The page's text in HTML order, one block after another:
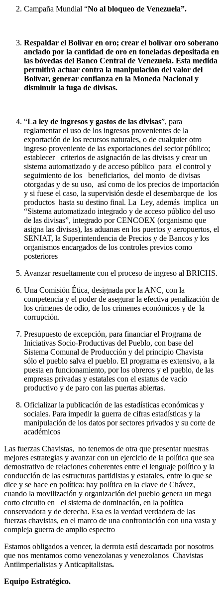
Campaña Mundial “No al bloqueo de Venezuela”.
Respaldar el Bolívar en oro; crear el bolívar oro soberano
anclado por la cantidad de oro en toneladas depositada en
las bóvedas del Banco Central de Venezuela. Esta medida
permitirá actuar contra la manipulación del valor del
Bolívar, generar confianza en la Moneda Nacional y
disminuir la fuga de divisas.
“La ley de ingresos y gastos de las divisas”, para
reglamentar el uso de los ingresos provenientes de la
exportación de los recursos naturales, o de cualquier otro
ingreso proveniente de las exportaciones del sector público;
establecer criterios de asignación de las divisas y crear un
sistema automatizado y de acceso público para el control y
seguimiento de los beneficiarios, del monto de divisas
otorgadas y de su uso, así como de los precios de importación
y si fuese el caso, la supervisión desde el desembarque de los
productos hasta su destino final. La Ley, además implica un
“Sistema automatizado integrado y de acceso público del uso
de las divisas”, integrado por CENCOEX (organismo que
asigna las divisas), las aduanas en los puertos y aeropuertos, el
SENIAT, la Superintendencia de Precios y de Bancos y los
organismos encargados de los controles previos como
posteriores
Avanzar resueltamente con el proceso de ingreso al BRICHS.
Una Comisión Ética, designada por la ANC, con la
competencia y el poder de asegurar la efectiva penalización de
los crímenes de odio, de los crímenes económicos y de la
corrupción.
Presupuesto de excepción, para financiar el Programa de
Iniciativas Socio-Productivas del Pueblo, con base del
Sistema Comunal de Producción y del principio Chavista
sólo el pueblo salva el pueblo. El programa es extensivo, a la
puesta en funcionamiento, por los obreros y el pueblo, de las
empresas privadas y estatales con el estatus de vacío
productivo y de paro con las puertas abiertas.
Oficializar la publicación de las estadísticas económicas y
sociales. Para impedir la guerra de cifras estadísticas y la
manipulación de los datos por sectores privados y su corte de
académicos
Las fuerzas Chavistas, no tenemos de otra que presentar nuestras
mejores estrategias y avanzar con un ejercicio de la política que sea
demostrativo de relaciones coherentes entre el lenguaje político y la
conducción de las estructuras partidistas y estatales, entre lo que se
dice y se hace en política: hay política en la clave de Chávez,
cuando la movilización y organización del pueblo genera un mega
corto circuito en el sistema de dominación, en la política
conservadora y de derecha. Esa es la verdad verdadera de las
fuerzas chavistas, en el marco de una confrontación con una vasta y
compleja guerra de amplio espectro
Estamos obligados a vencer, la derrota está descartada por nosotros
que nos mentamos como venezolanas y venezolanos Chavistas
Antiimperialistas y Anticapitalistas.
Equipo Estratégico.